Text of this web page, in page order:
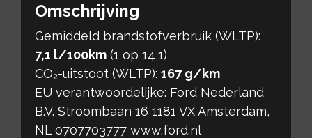
Omschrijving
Gemiddeld brandstofverbruik (WLTP):
7,1 l/100km (1 op 14,1)
CO₂-uitstoot (WLTP): 167 g/km
EU verantwoordelijke: Ford Nederland
B.V. Stroombaan 16 1181 VX Amsterdam,
NL 0707703777 www.ford.nl